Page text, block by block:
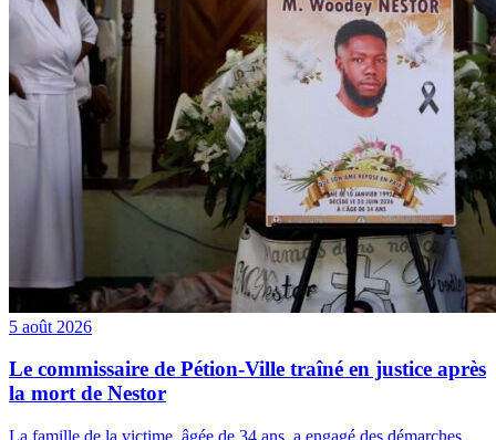
5 août 2026
Le commissaire de Pétion-Ville traîné en justice après
la mort de Nestor
La famille de la victime, âgée de 34 ans, a engagé des démarches